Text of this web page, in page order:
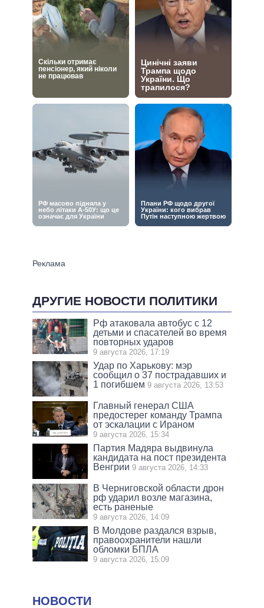
ДРУГИЕ НОВОСТИ ПОЛИТИКИ
Рф атаковала автобус с 12
детьми и спасателей во время
повторных ударов
9 августа 2026, 17:19
Удар по Харькову: мэр
сообщил о 37 пострадавших и
1 погибшем 9 августа 2026, 13:53
Главный генерал США
предостерег команду Трампа
от эскалации с Ираном
9 августа 2026, 15:34
Партия Мадяра выдвинула
кандидата на пост президента
Венгрии 9 августа 2026, 14:33
В Черниговской области дрон
рф ударил возле магазина,
есть раненые
9 августа 2026, 14:09
В Молдове раздался взрыв,
правоохранители нашли
обломки БПЛА
9 августа 2026, 15:09
НОВОСТИ